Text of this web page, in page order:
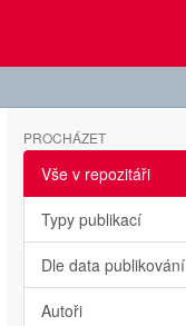
PROCHÁZET
Vše v repozitáři
Typy publikací
Dle data publikování
Autoři